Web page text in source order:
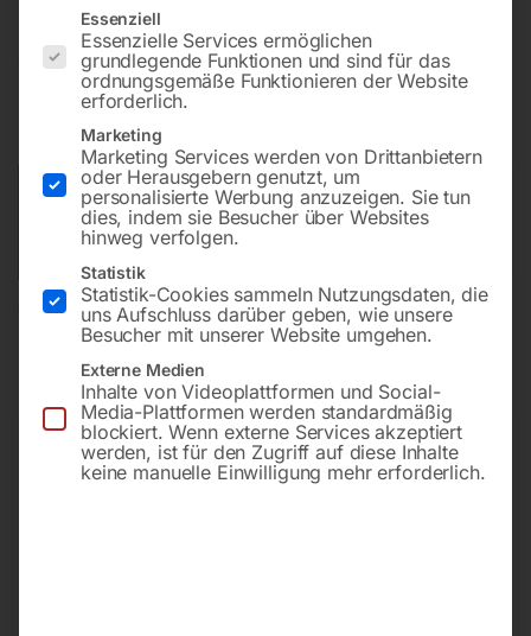
522,00
inkl. MwSt. zzgl.Versandkosten
Lieferzeit:Versandbereit in KW 47/2026
Versandkosten Standard (Österreich):€40,00
Bitte beachten Sie: Die Versandkosten gelten für Österreich.
Andere Länder können abweichen.
In den Warenkorb
Sie haben Fragen zu diesem
Artikel?
Gerne helfen wir Ihnen weiter.
Es folgt eine Liste der Service-Gruppen, für die eine
Essenziell
Essenzielle Services ermöglichen
grundlegende Funktionen und sind für das
ordnungsgemäße Funktionieren der Website
erforderlich.
Marketing
Marketing Services werden von Drittanbietern
oder Herausgebern genutzt, um
personalisierte Werbung anzuzeigen. Sie tun
dies, indem sie Besucher über Websites
hinweg verfolgen.
Statistik
Statistik-Cookies sammeln Nutzungsdaten, die
uns Aufschluss darüber geben, wie unsere
Besucher mit unserer Website umgehen.
Externe Medien
Inhalte von Videoplattformen und Social-
Media-Plattformen werden standardmäßig
blockiert. Wenn externe Services akzeptiert
werden, ist für den Zugriff auf diese Inhalte
keine manuelle Einwilligung mehr erforderlich.